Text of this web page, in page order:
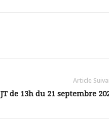
Article
JT de 13h du 21 septembre